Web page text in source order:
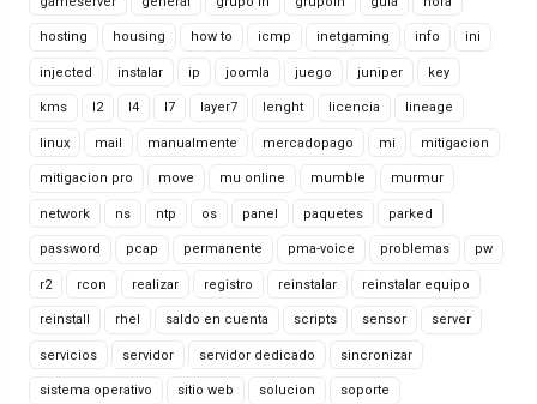
hosting housing how to icmp inetgaming info ini
injected instalar ip joomla juego juniper key
kms l2 l4 l7 layer7 lenght licencia lineage
linux mail manualmente mercadopago mi mitigacion
mitigacion pro move mu online mumble murmur
network ns ntp os panel paquetes parked
password pcap permanente pma-voice problemas pw
r2 rcon realizar registro reinstalar reinstalar equipo
reinstall rhel saldo en cuenta scripts sensor server
servicios servidor servidor dedicado sincronizar
sistema operativo sitio web solucion soporte